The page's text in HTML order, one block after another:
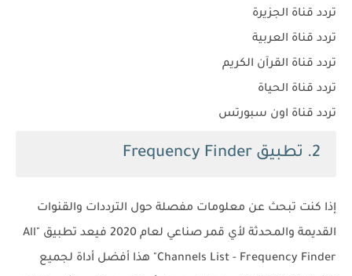
تردد قناة الجزيرة
تردد قناة العربية
تردد قناة القرآن الكريم
تردد قناة الحياة
تردد قناة اون سبورتس
2. تطبيق Frequency Finder‏
إذا كنت تبحث عن معلومات مفصلة حول الترددات والقنوات
القديمة والمحدثة لأي قمر صناعي لعام 2020 فيعد تطبيق "All
Channels List - Frequency Finder" هذا أفضل أداة لجميع